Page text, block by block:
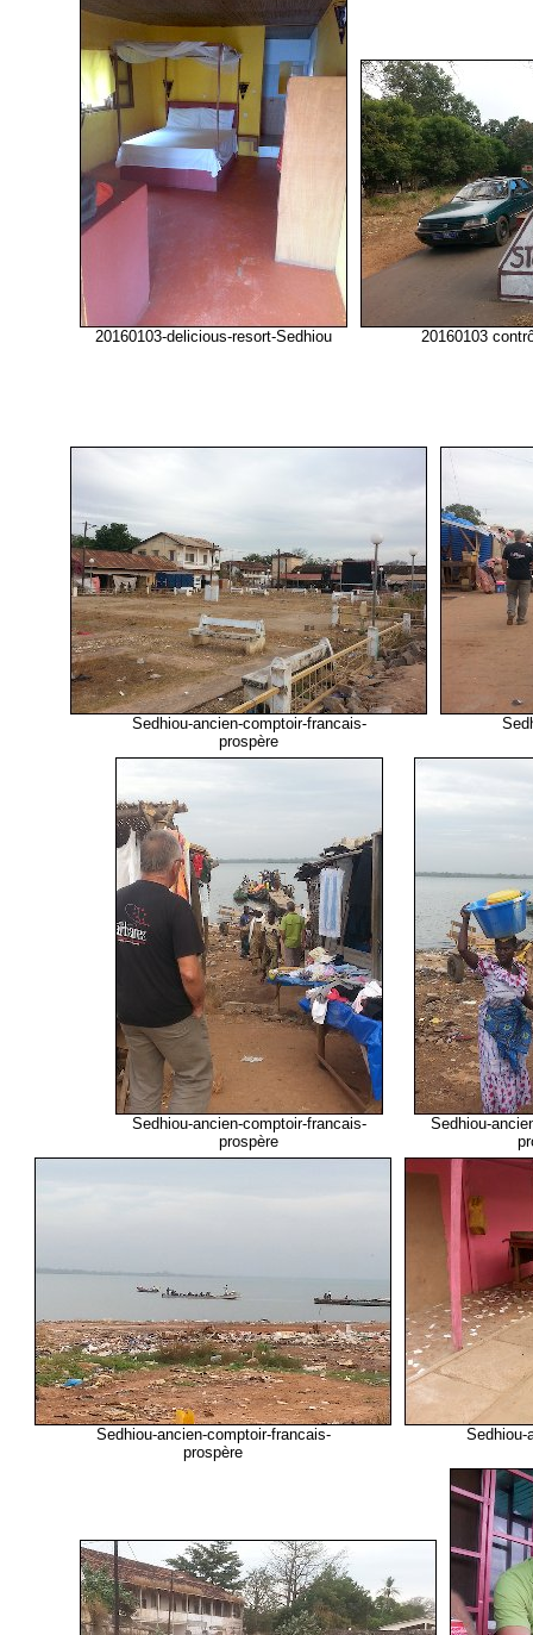
20160103-delicious-resort-Sedhiou 20160103
Sedhiou-ancien-comptoir-francais-
prospère
Sedhiou-ancien-comptoir-francais-
prospère
Sedhiou-
Sedhiou-ancien-comptoir-francais-
prospère
Sedhiou-